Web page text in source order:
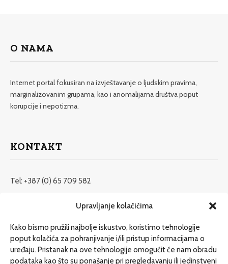
Upravljanje kolačićima
Kako bismo pružili najbolje iskustvo, koristimo tehnologije
poput kolačića za pohranjivanje i/ili pristup informacijama o
uređaju. Pristanak na ove tehnologije omogućit će nam obradu
podataka kao što su ponašanje pri pregledavanju ili jedinstveni
O NAMA
Internet portal fokusiran na izvještavanje o ljudskim pravima,
marginalizovanim grupama, kao i anomalijama društva poput
korupcije i nepotizma.
KONTAKT
Tel: +387 (0) 65 709 582
redakcija@etrafika.net
Dosije